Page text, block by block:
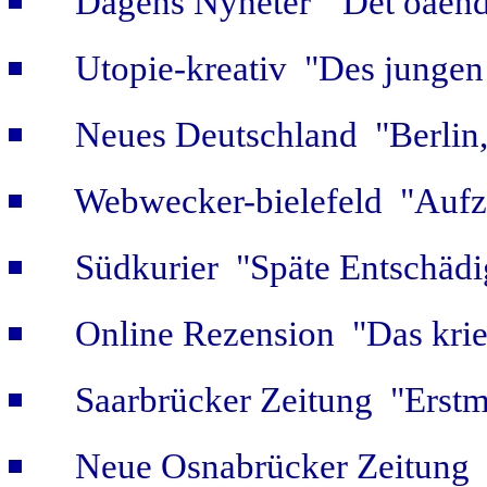
Utopie-kreativ "Des
Neues Deutschland
Webwecker-bielefeld
Südkurier "Späte
Online Rezension "Das
Saarbrücker Zeitung
Neue Osnabrücker